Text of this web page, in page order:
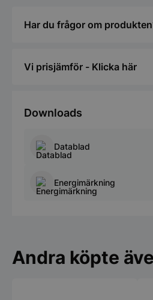
Har du frågor om
Vi prisjämför - Klicka här
Downloads
Datablad
Energimärkning
Andra köpte